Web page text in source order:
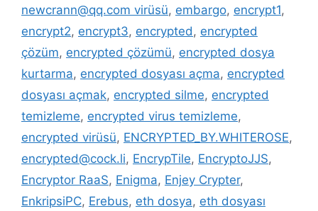
newcrann@qq.com virüsü, embargo, encrypt1,
encrypt2, encrypt3, encrypted, encrypted
çözüm, encrypted çözümü, encrypted dosya
kurtarma, encrypted dosyası açma, encrypted
dosyası açmak, encrypted silme, encrypted
temizleme, encrypted virus temizleme,
encrypted virüsü, ENCRYPTED_BY.WHITEROSE,
encrypted@cock.li, EncrypTile, EncryptoJJS,
Encryptor RaaS, Enigma, Enjey Crypter,
EnkripsiPC, Erebus, eth dosya, eth dosyası